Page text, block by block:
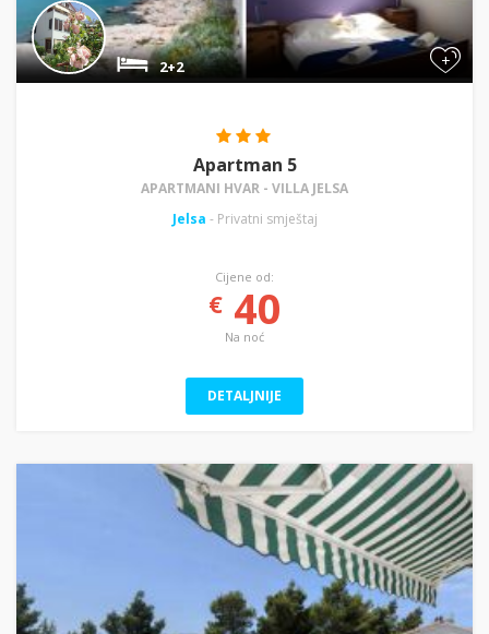
+
2+2
Apartman 5
APARTMANI HVAR - VILLA JELSA
Jelsa - Privatni smještaj
Cijene od:
€40
Na noć
DETALJNIJE